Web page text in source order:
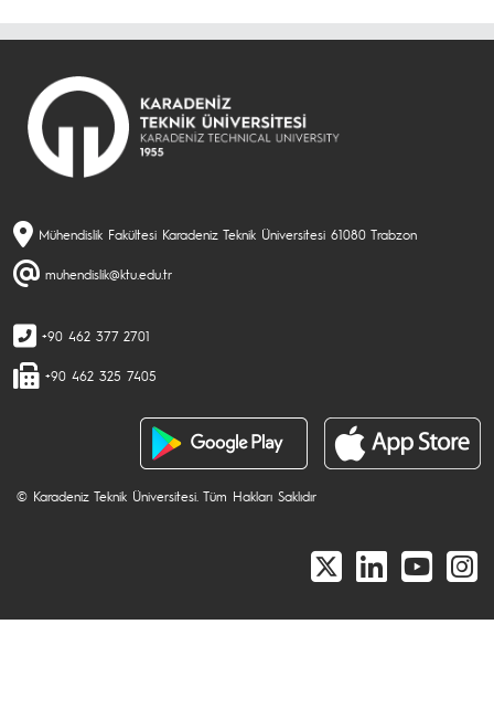
Mühendislik Fakültesi Karadeniz Teknik Üniversitesi 61080 Trabzon
muhendislik@ktu.edu.tr
+90 462 377 2701
+90 462 325 7405
© Karadeniz Teknik Üniversitesi. Tüm Hakları Saklıdır